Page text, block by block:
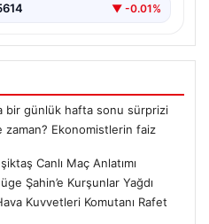
▼ -0.01%
bir günlük hafta sonu sürprizi
zaman? Ekonomistlerin faiz
Canlı Maç Anlatımı
Şahin’e Kurşunlar Yağdı
Kuvvetleri Komutanı Rafet